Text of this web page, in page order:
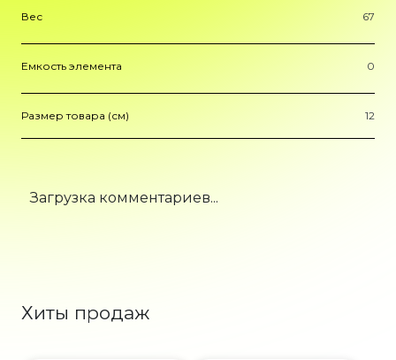
Вес 67
Емкость элемента 0
Размер товара (см) 12
Загрузка комментариев...
Хиты продаж